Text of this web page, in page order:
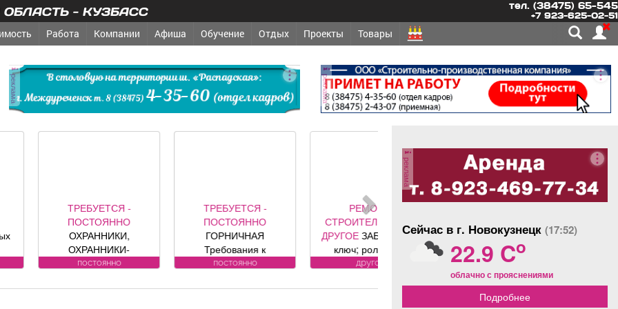
- КУЗБАСС тел. (38475) 65-545
+7 923-625-02-51
Работа Компании Афиша Обучение Отдых Проекты Товары
реклама реклама
ТРЕБУЕТСЯ -
ПОСТОЯННО
ОХРАННИКИ,
ОХРАННИКИ-
Требования
Условия:
ТРЕБУЕТСЯ -
ПОСТОЯННО
Требования к
кандидату: без опыта
-Влажная и сухая
СТРОИТЕЛЬСТВО -
ДРУГОЕ
ЗАБОРЫ под
ключ; ролетные,
секционные ворота (от
представителя
реклама
Сейчас в г. Новокузнецк (17:52)
22.9 Co
облачно с прояснениями
Подробнее